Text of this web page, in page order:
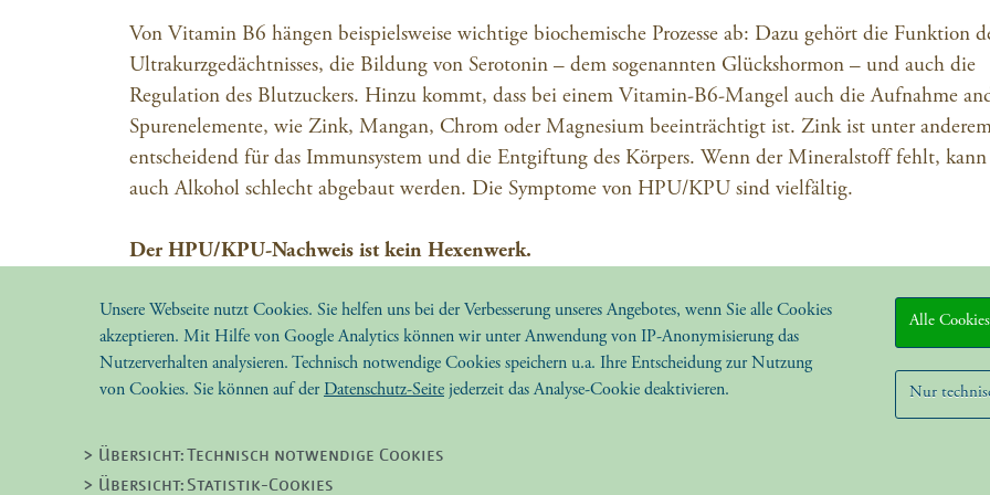
Von Vitamin B6 hängen beispielsweise wichtige biochemische Prozesse ab: Dazu gehört die Funktion
Ultrakurzgedächtnisses, die Bildung von Serotonin – dem sogenannten Glückshormon – und auch die
Regulation des Blutzuckers. Hinzu kommt, dass bei einem Vitamin-B6-Mangel auch die Aufnahme
Spurenelemente, wie Zink, Mangan, Chrom oder Magnesium beeinträchtigt ist. Zink ist unter
entscheidend für das Immunsystem und die Entgiftung des Körpers. Wenn der Mineralstoff fehlt,
auch Alkohol schlecht abgebaut werden. Die Symptome von HPU/KPU sind vielfältig.
Der HPU/KPU-Nachweis ist kein Hexenwerk.
Die Untersuchung auf HPU, bzw. KPU erfolgt über den Urin. Je mehr Ausscheidungsprodukte aus dem
Hämstoffwechsel darin gefunden werden, desto wahrscheinlicher ist der Defekt. Die Therapie ist fast
einfach: Die ständig verbrauchten Vitamine und Spurenelemente werden eingenommen, die Spiegel
aufgefüllt, und die Symptome können nach und nach verschwinden.
Hinweis:Die vorgestellten naturheilkundlichen Diagnose- und Therapiemethoden sind dem Bereich der Alternativmedizin zuzurechnen.
Unsere Webseite nutzt Cookies. Sie helfen uns bei der Verbesserung unseres Angebotes, wenn Sie alle Cookies
akzeptieren. Mit Hilfe von Google Analytics können wir unter Anwendung von IP-Anonymisierung das
Nutzerverhalten analysieren. Technisch notwendige Cookies speichern u.a. Ihre Entscheidung zur Nutzung
von Cookies. Sie können auf derDatenschutz-Seite jederzeit das Analyse-Cookie deaktivieren.
Alle
Nur
> Übersicht: Technisch notwendige Cookies
> Übersicht: Statistik-Cookies